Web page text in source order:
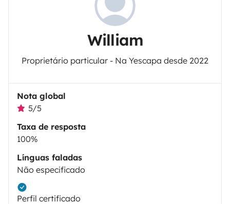
William
Proprietário particular - Na Yescapa desde 2022
Nota global
5/5
Taxa de resposta
100%
Línguas faladas
Não especificado
Perfil certificado